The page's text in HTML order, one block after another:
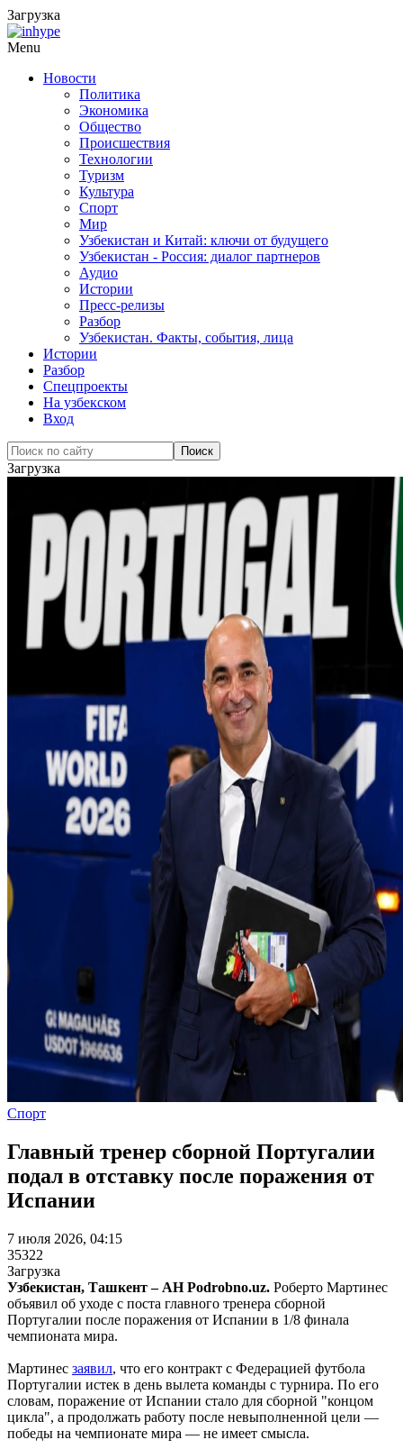
Загрузка
Menu
Новости
Политика
Экономика
Общество
Происшествия
Технологии
Туризм
Культура
Спорт
Мир
Узбекистан и Китай: ключи от будущего
Узбекистан - Россия: диалог партнеров
Аудио
Истории
Пресс-релизы
Разбор
Узбекистан. Факты, события, лица
Истории
Разбор
Спецпроекты
На узбекском
Вход
Загрузка
Спорт
Главный тренер сборной Португалии
подал в отставку после поражения от
Испании
7 июля 2026, 04:15
35322
Загрузка
Узбекистан, Ташкент – АН Podrobno.uz. Роберто Мартинес
объявил об уходе с поста главного тренера сборной
Португалии после поражения от Испании в 1/8 финала
чемпионата мира.
Мартинес заявил, что его контракт с Федерацией футбола
Португалии истек в день вылета команды с турнира. По его
словам, поражение от Испании стало для сборной "концом
цикла", а продолжать работу после невыполненной цели —
победы на чемпионате мира — не имеет смысла.